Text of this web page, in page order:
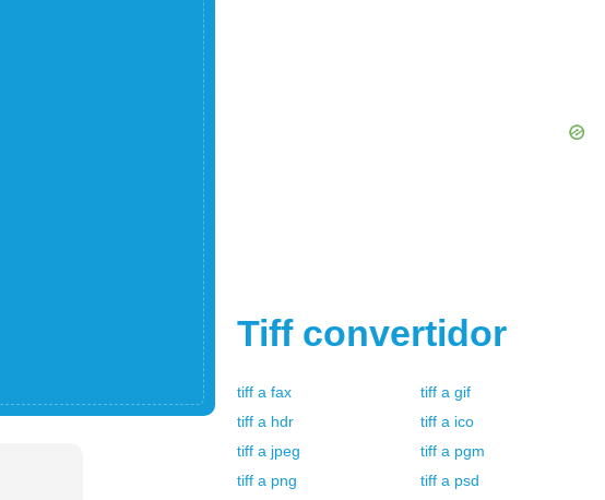
Tiff convertidor
tiff a fax tiff a gif
tiff a hdr tiff a ico
tiff a jpeg tiff a pgm
tiff a png tiff a psd